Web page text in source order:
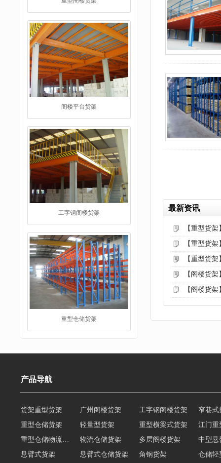
阁楼平台货架
工字钢阁楼货架
重型仓储货架
仓储货架
阁楼货架
最新资讯
【重型货
【重型货
【重型货
【阁楼货
【阁楼货
产品导航
重型仓储货架
轻量型货架 重型横梁式货架
江门重
物流仓储货架 多层阁楼货架
中型悬
悬臂式货架
悬臂式仓储货架 角钢货架
仓储轻
轻型货架
轻型仓储货架 移动式货架 横梁式